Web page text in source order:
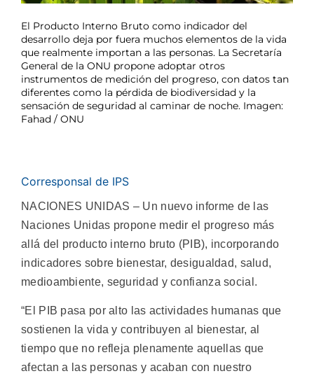
El Producto Interno Bruto como indicador del
desarrollo deja por fuera muchos elementos de la vida
que realmente importan a las personas. La Secretaría
General de la ONU propone adoptar otros
instrumentos de medición del progreso, con datos tan
diferentes como la pérdida de biodiversidad y la
sensación de seguridad al caminar de noche. Imagen:
Fahad / ONU
Corresponsal de IPS
NACIONES UNIDAS – Un nuevo informe de las
Naciones Unidas propone medir el progreso más
allá del producto interno bruto (PIB), incorporando
indicadores sobre bienestar, desigualdad, salud,
medioambiente, seguridad y confianza social.
“El PIB pasa por alto las actividades humanas que
sostienen la vida y contribuyen al bienestar, al
tiempo que no refleja plenamente aquellas que
afectan a las personas y acaban con nuestro